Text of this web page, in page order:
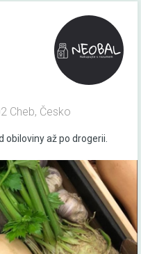
Cheb, Česko
obiloviny až po drogerii.